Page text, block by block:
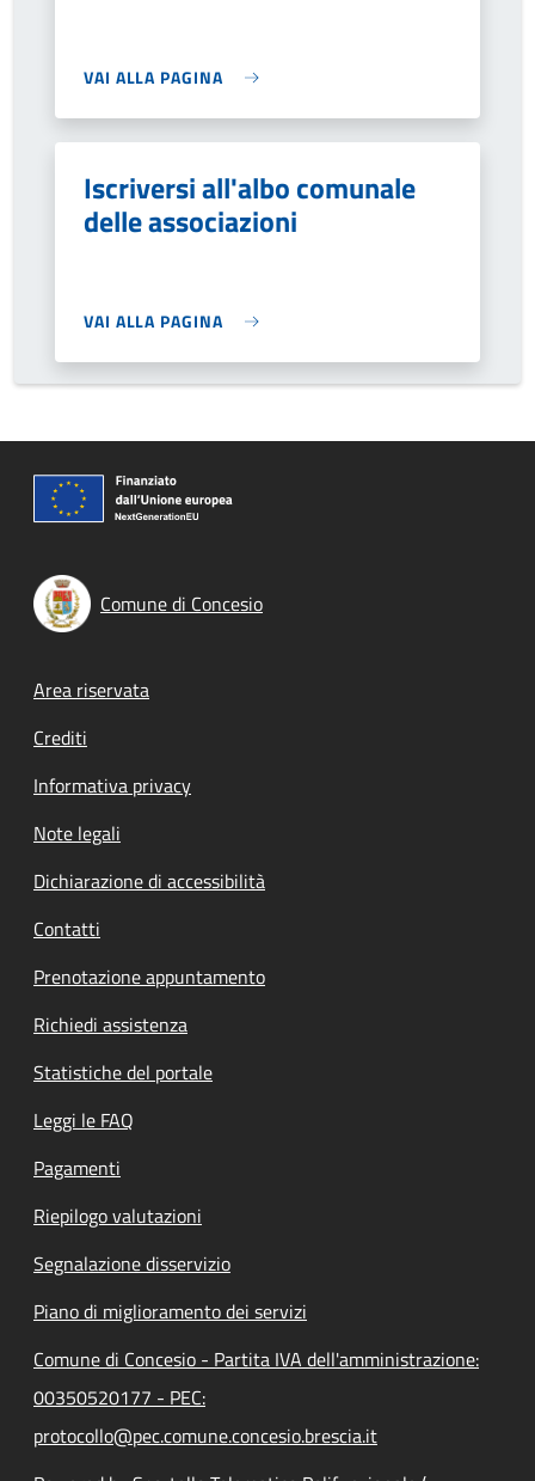
VAI ALLA PAGINA
Iscriversi all'albo comunale
delle associazioni
VAI ALLA PAGINA
Comune di Concesio
Footer menu
Area riservata
Crediti
Informativa privacy
Note legali
Dichiarazione di accessibilità
Contatti
Prenotazione appuntamento
Richiedi assistenza
Statistiche del portale
Leggi le FAQ
Pagamenti
Riepilogo valutazioni
Segnalazione disservizio
Piano di miglioramento dei servizi
Comune di Concesio - Partita IVA dell'amministrazione:
00350520177 - PEC:
protocollo@pec.comune.concesio.brescia.it